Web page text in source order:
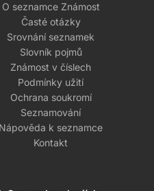
O seznamce Známost
Časté otázky
Srovnání seznamek
Slovník pojmů
Známost v číslech
Podmínky užití
Ochrana soukromí
Seznamování
Nápověda k seznamce
Kontakt